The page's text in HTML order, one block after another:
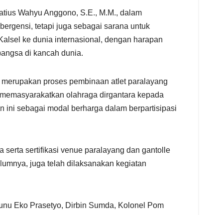
Wahyu Anggono, S.E., M.M., dalam
tetapi juga sebagai sarana untuk
ke dunia internasional, dengan harapan
di kancah dunia.
proses pembinaan atlet paralayang
olahraga dirgantara kepada
ini sebagai modal berharga dalam berpartisipasi
serta sertifikasi venue paralayang dan gantolle
juga telah dilaksanakan kegiatan
Eko Prasetyo, Dirbin Sumda, Kolonel Pom